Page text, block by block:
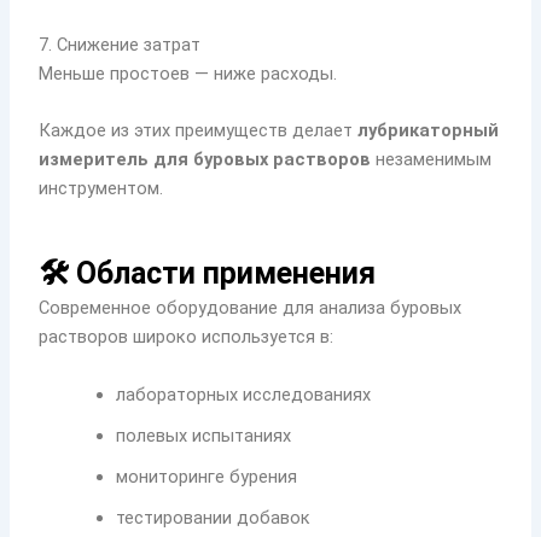
7. Снижение затрат
Меньше простоев — ниже расходы.
Каждое из этих преимуществ делаетлубрикаторный
измеритель для буровых растворов незаменимым
инструментом.
🛠️ Области применения
Современное оборудование для анализа буровых
растворов широко используется в:
лабораторных исследованиях
полевых испытаниях
мониторинге бурения
тестировании добавок